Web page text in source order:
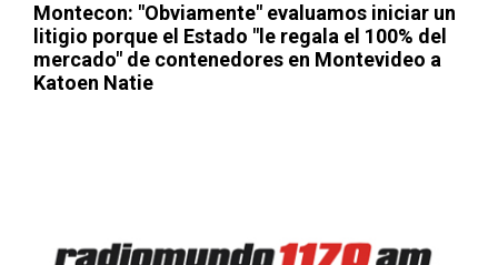
Montecon: "Obviamente" evaluamos iniciar un
litigio porque el Estado "le regala el 100% del
mercado" de contenedores en Montevideo a
Katoen Natie